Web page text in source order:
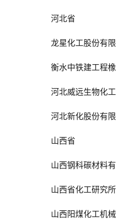
河北省
龙星化工股份有
衡水中铁建工程
河北威远生物化
河北新化股份有
山西省
山西钢科碳材料
山西省化工研究
山西阳煤化工机